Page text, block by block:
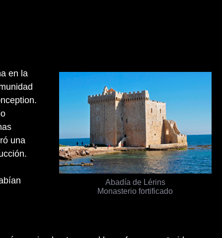
en la
una
Abadía de Lérins
Monasterio fortificado